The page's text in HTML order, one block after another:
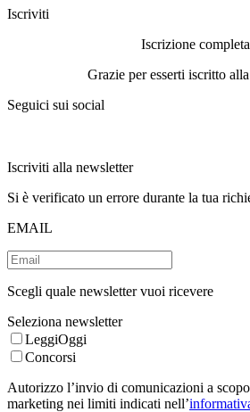
Iscriviti
Iscrizione
Grazie per esserti iscritto
Seguici sui social
Iscriviti alla newsletter
Si è verificato un errore durante la tua
EMAIL
Scegli quale newsletter vuoi ricevere
Seleziona newsletter
LeggiOggi
Concorsi
Autorizzo l’invio di comunicazioni a
marketing nei limiti indicati nell’